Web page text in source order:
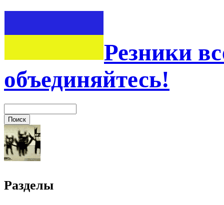
Резники
объединяйтесь!
Разделы